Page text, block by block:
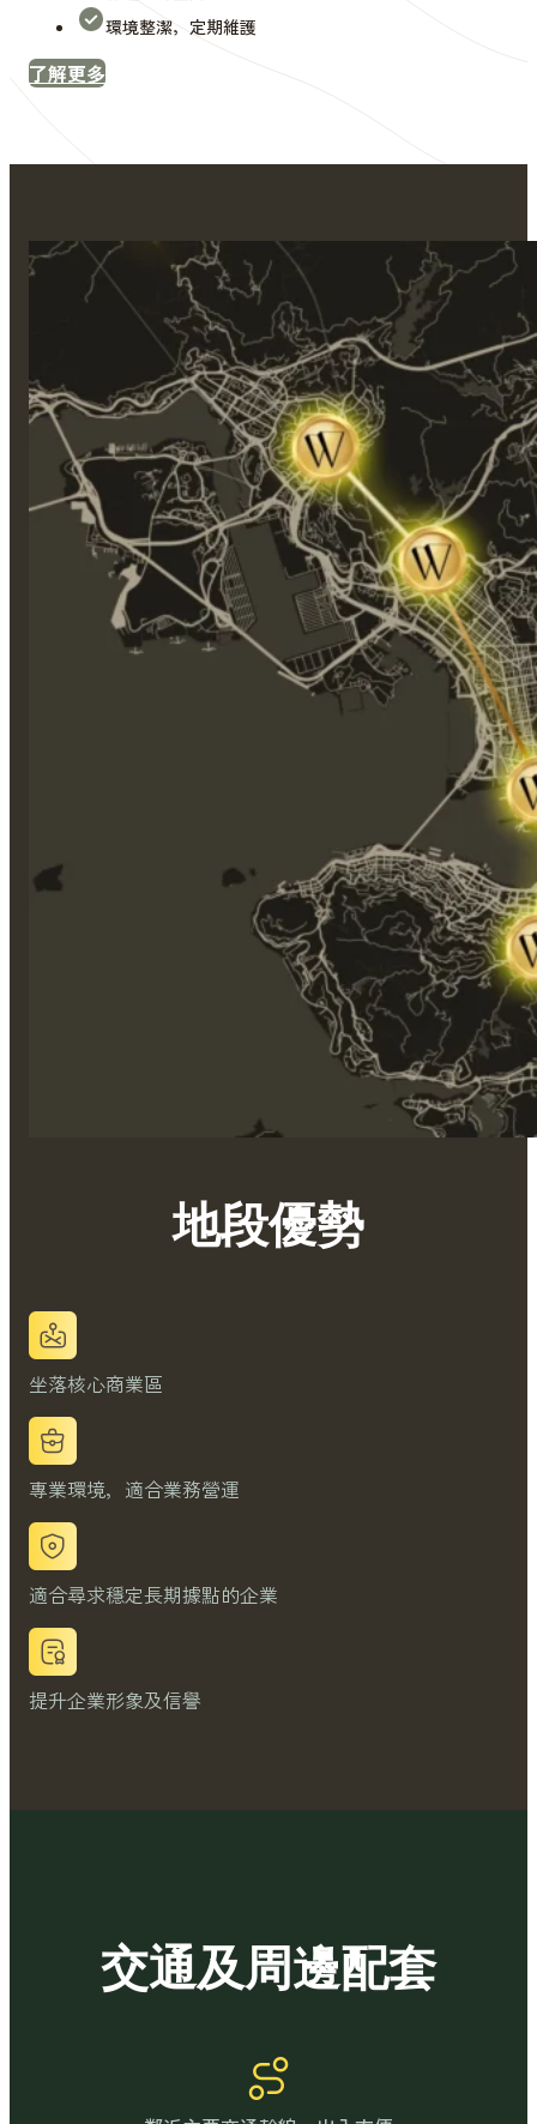
環境整潔，定期維護
了解更多
地段優勢
坐落核心商業區
專業環境，適合業務營運
適合尋求穩定長期據點的企業
提升企業形象及信譽
交通及周邊配套